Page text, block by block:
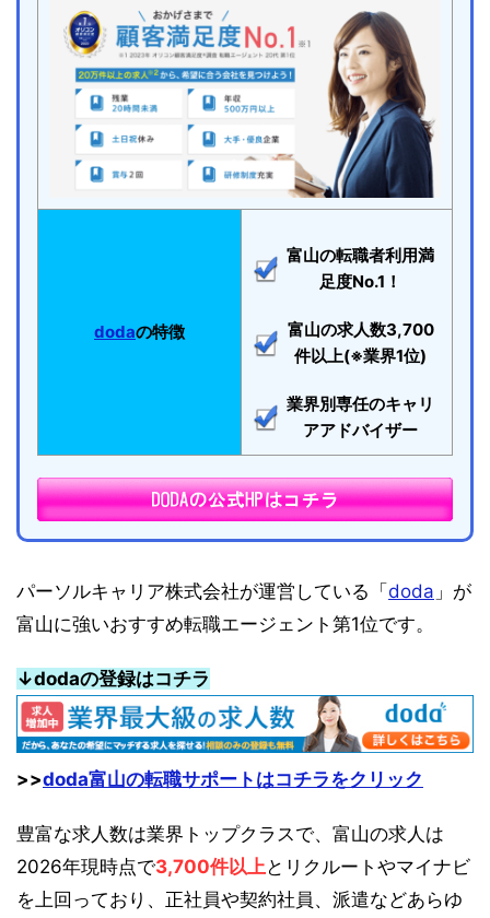
dodaの特徴
富山の転職者利用満
足度No.1！
富山の求人数3,700
件以上(※業界1位)
業界別専任のキャリ
アアドバイザー
パーソルキャリア株式会社が運営している「doda 」が
富山に強いおすすめ転職エージェント第1位です。
↓dodaの登録はコチラ
>>doda富山の転職サポートはコチラをクリック
豊富な求人数は業界トップクラスで、富山の求人は
2026年現時点で3,700件以上とリクルートやマイナビ
を上回っており、正社員や契約社員、派遣などあらゆ